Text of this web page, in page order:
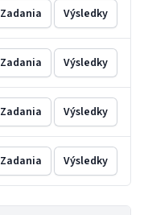
Zadania Výsledky
Zadania Výsledky
Zadania Výsledky
Zadania Výsledky